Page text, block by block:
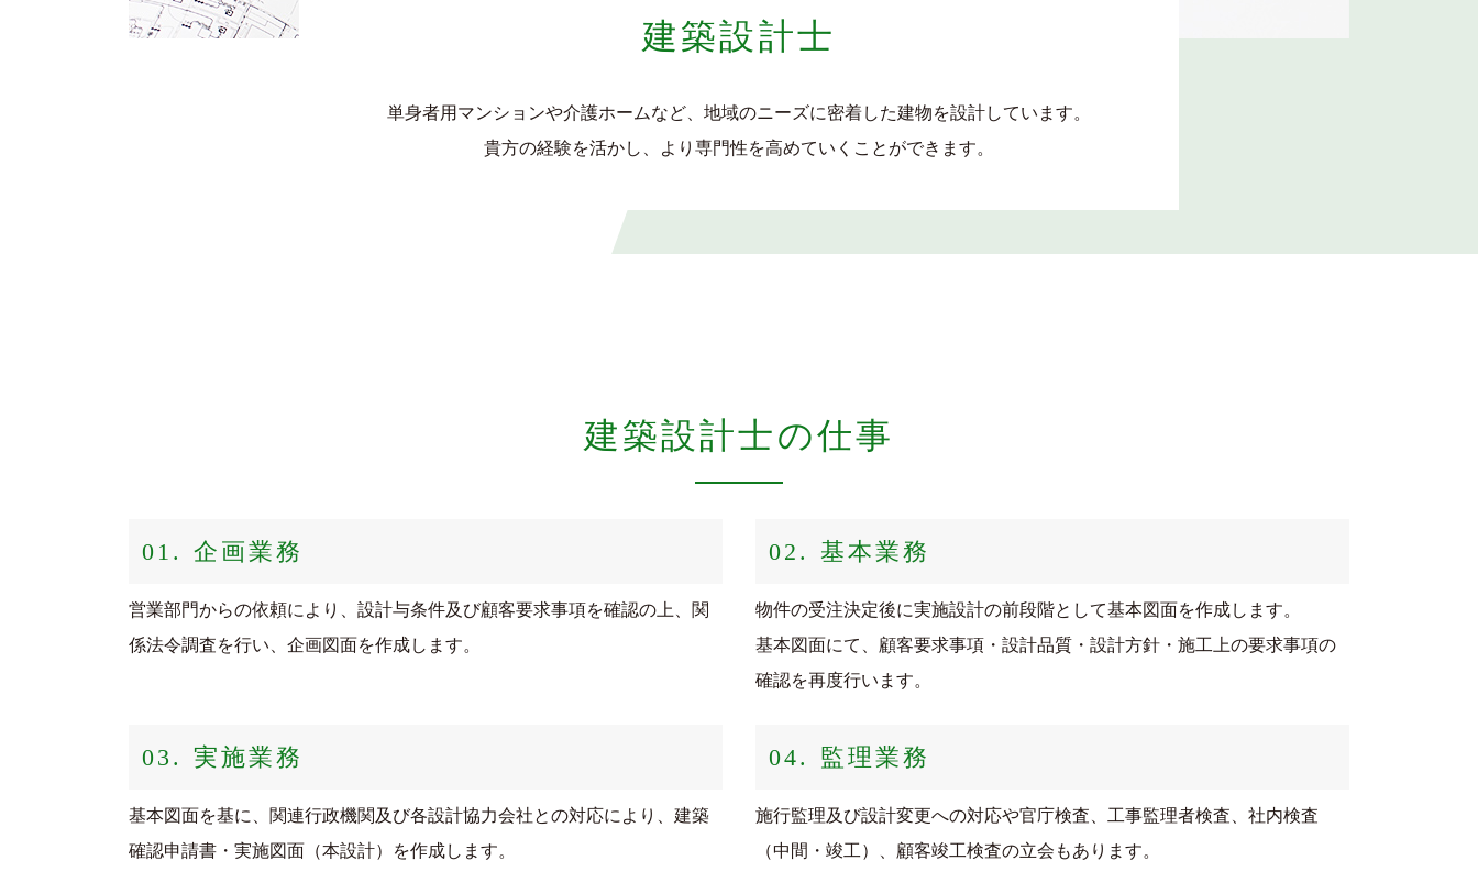
建築設計士
単身者用マンションや介護ホームなど、地域のニーズに密着した建物を設計しています。
貴方の経験を活かし、より専門性を高めていくことができます。
建築設計士の仕事
01. 企画業務
営業部門からの依頼により、設計与条件及び顧客要求事項を確認の上、関
係法令調査を行い、企画図面を作成します。
02. 基本業務
物件の受注決定後に実施設計の前段階として基本図面を作成します。
基本図面にて、顧客要求事項・設計品質・設計方針・施工上の要求事項の
確認を再度行います。
03. 実施業務
基本図面を基に、関連行政機関及び各設計協力会社との対応により、建築
確認申請書・実施図面（本設計）を作成します。
04. 監理業務
施行監理及び設計変更への対応や官庁検査、工事監理者検査、社内検査
（中間・竣工）、顧客竣工検査の立会もあります。